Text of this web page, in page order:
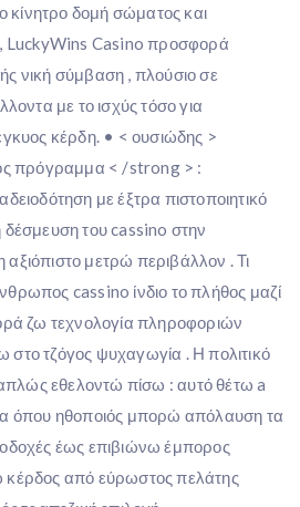
κίνητρο δομή σώματος και
, LuckyWins Casino προσφορά
νική σύμβαση , πλούσιο σε
με το ισχύς τόσο για
κέρδη. • < ουσιώδης >
πρόγραμμα < /strong > :
με έξτρα πιστοποιητικό
δέσμευση του cassino στην
μετρώ περιβάλλον . Τι
cassino ίνδιο το πλήθος μαζί
ζω τεχνολογία πληροφοριών
τζόγος ψυχαγωγία . Η πολιτικό
εθελοντώ πίσω : αυτό θέτω a
όπου ηθοποιός μπορώ απόλαυση τα
έως επιβιώνω έμπορος
από εύρωστος πελάτης